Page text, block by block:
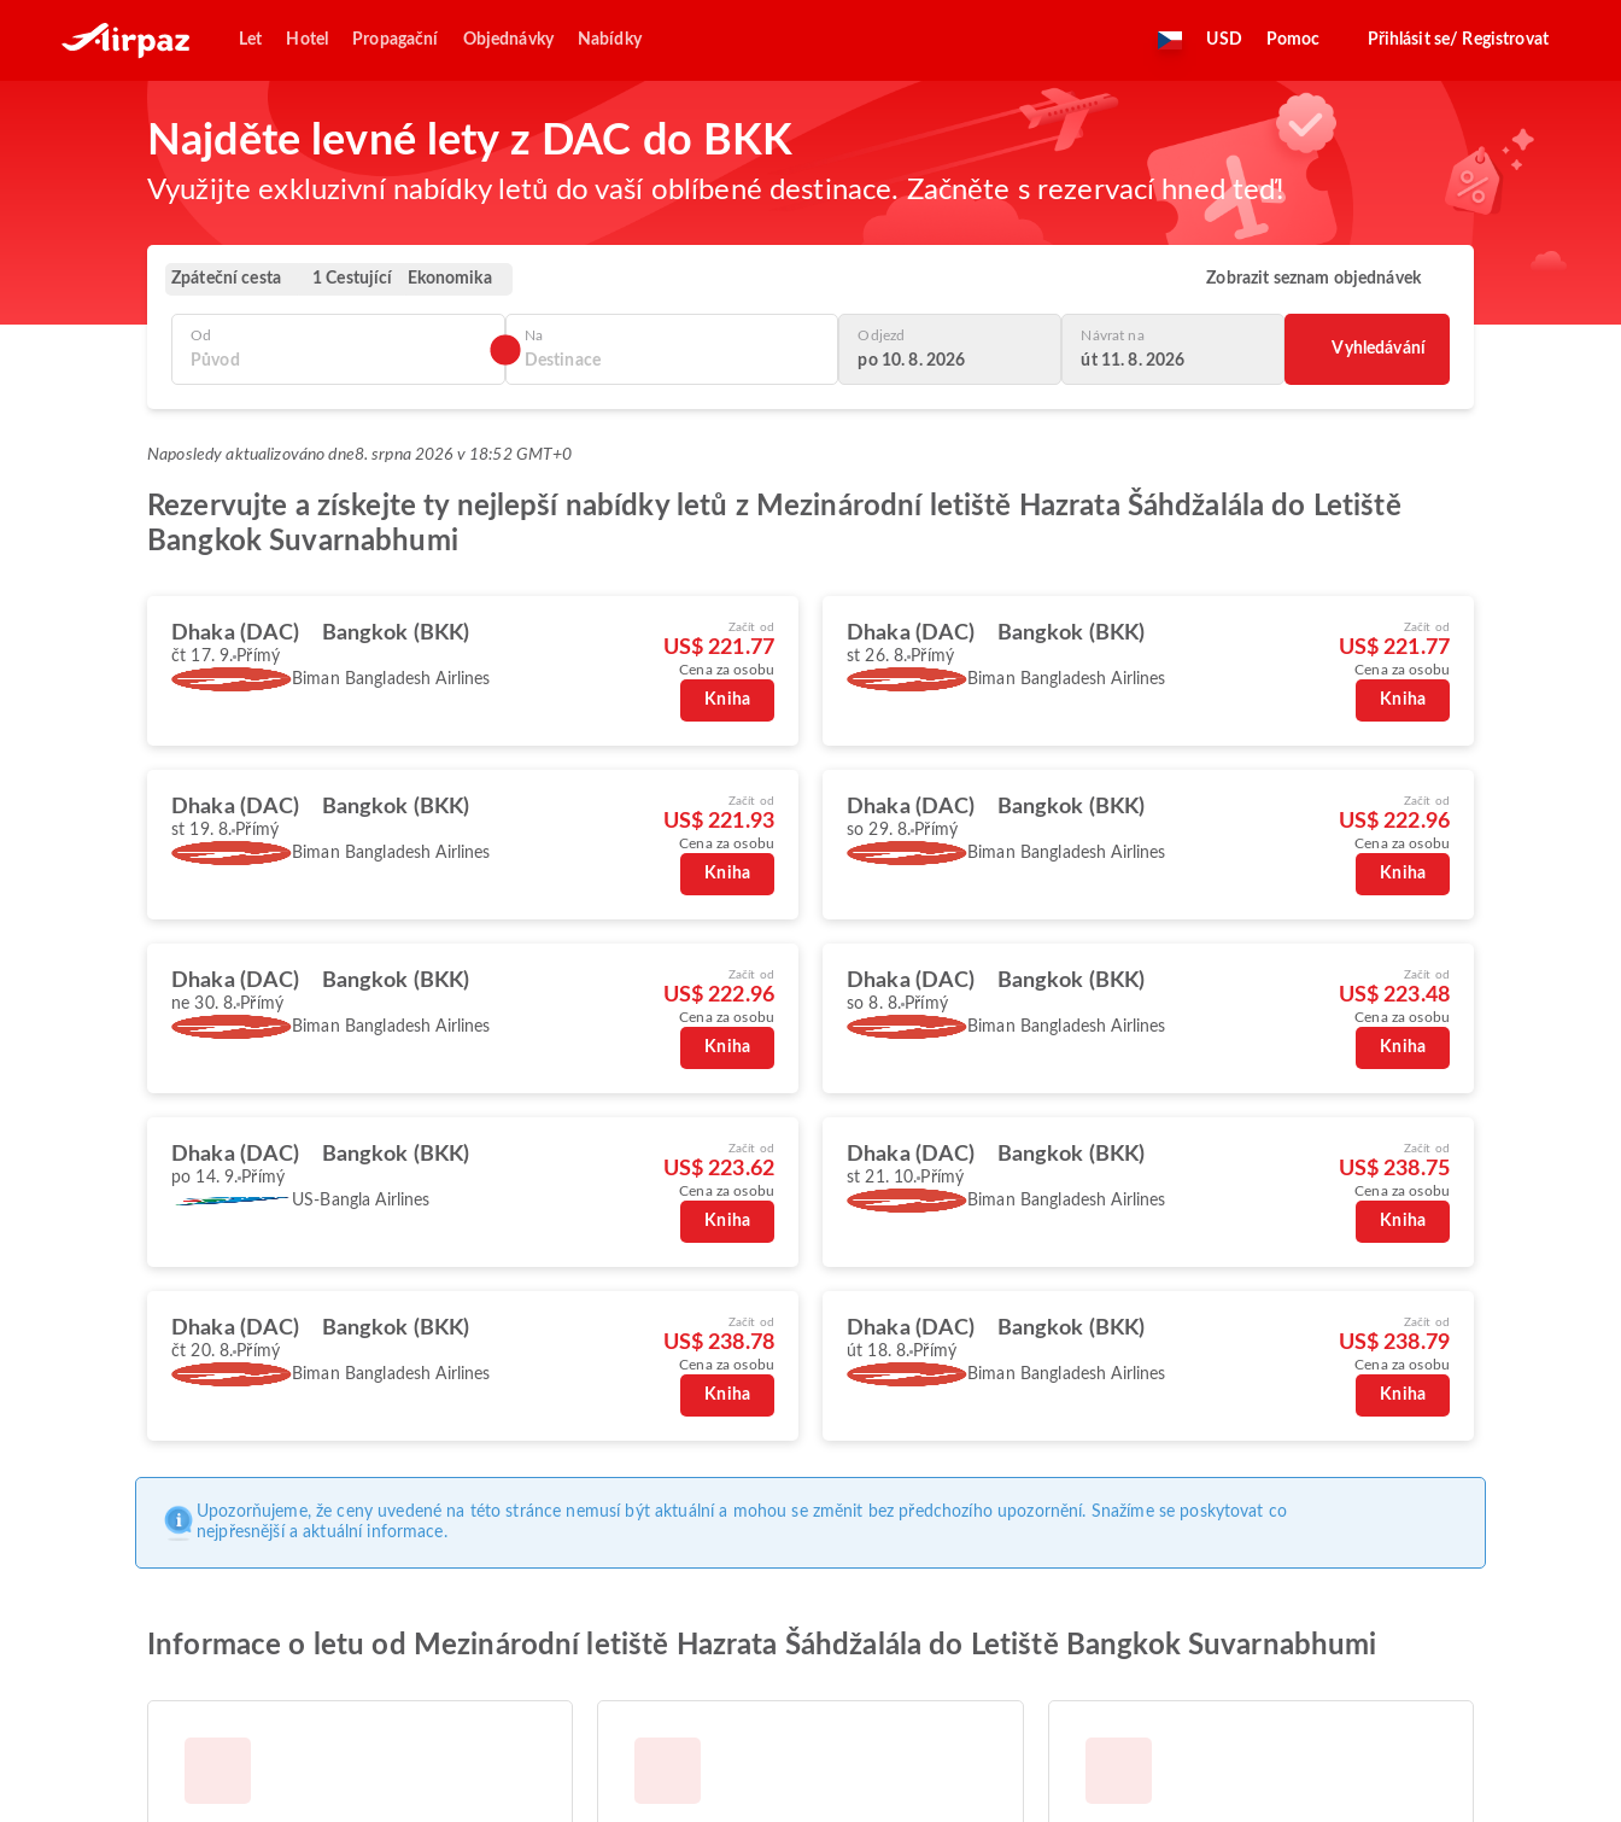
Let Hotel Propagační Objednávky Nabídky USD Pomoc Přihlásit se/ Registrovat
Najděte levné lety z DAC do BKK
Využijte exkluzivní nabídky letů do vaší oblíbené destinace. Začněte s rezervací hned teď!
Zpáteční cesta 1 Cestující Ekonomika Zobrazit seznam objednávek
Od Na Odjezd
po 10. 8. 2026
Návrat na
út 11. 8. 2026
Vyhledávání
Naposledy aktualizováno dne8. srpna 2026 v 18:52 GMT+0
Rezervujte a získejte ty nejlepší nabídky letů z Mezinárodní letiště Hazrata Šáhdžalála do Letiště
Bangkok Suvarnabhumi
Dhaka (DAC) Bangkok (BKK)
čt 17. 9. Přímý
Biman Bangladesh Airlines
Začít od
US$ 221.77
Cena za osobu
Kniha
Dhaka (DAC) Bangkok (BKK)
st 26. 8. Přímý
Biman Bangladesh Airlines
Začít od
US$ 221.77
Cena za osobu
Kniha
Dhaka (DAC) Bangkok (BKK)
st 19. 8. Přímý
Biman Bangladesh Airlines
Začít od
US$ 221.93
Cena za osobu
Kniha
Dhaka (DAC) Bangkok (BKK)
so 29. 8. Přímý
Biman Bangladesh Airlines
Začít od
US$ 222.96
Cena za osobu
Kniha
Dhaka (DAC) Bangkok (BKK)
ne 30. 8. Přímý
Biman Bangladesh Airlines
Začít od
US$ 222.96
Cena za osobu
Kniha
Dhaka (DAC) Bangkok (BKK)
so 8. 8. Přímý
Biman Bangladesh Airlines
Začít od
US$ 223.48
Cena za osobu
Kniha
Dhaka (DAC) Bangkok (BKK)
po 14. 9. Přímý
US-Bangla Airlines
Začít od
US$ 223.62
Cena za osobu
Kniha
Dhaka (DAC) Bangkok (BKK)
st 21. 10. Přímý
Biman Bangladesh Airlines
Začít od
US$ 238.75
Cena za osobu
Kniha
Dhaka (DAC) Bangkok (BKK)
čt 20. 8. Přímý
Biman Bangladesh Airlines
Začít od
US$ 238.78
Cena za osobu
Kniha
Dhaka (DAC) Bangkok (BKK)
út 18. 8. Přímý
Biman Bangladesh Airlines
Začít od
US$ 238.79
Cena za osobu
Kniha
Upozorňujeme, že ceny uvedené na této stránce nemusí být aktuální a mohou se změnit bez předchozího upozornění. Snažíme se poskytovat co
nejpřesnější a aktuální informace.
Informace o letu od Mezinárodní letiště Hazrata Šáhdžalála do Letiště Bangkok Suvarnabhumi